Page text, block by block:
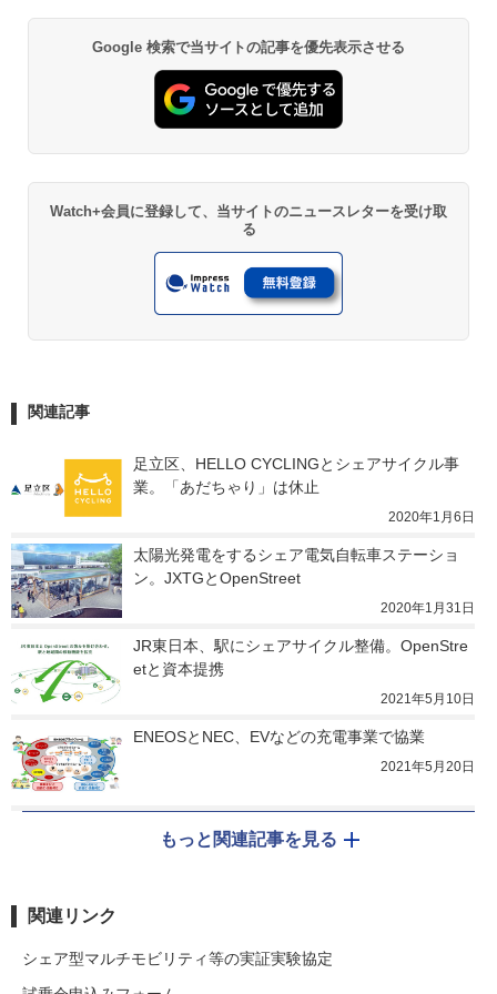
Google 検索で当サイトの記事を優先表示させる
Watch+会員に登録して、当サイトのニュースレターを受け取
る
関連記事
足立区、HELLO CYCLINGとシェアサイクル事
業。「あだちゃり」は休止
2020年1月6日
太陽光発電をするシェア電気自転車ステーショ
ン。JXTGとOpenStreet
2020年1月31日
JR東日本、駅にシェアサイクル整備。OpenStre
etと資本提携
2021年5月10日
ENEOSとNEC、EVなどの充電事業で協業
2021年5月20日
もっと関連記事を見る
関連リンク
シェア型マルチモビリティ等の実証実験協定